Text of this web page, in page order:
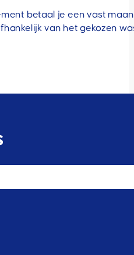
betaal je een vast
van het gekozen